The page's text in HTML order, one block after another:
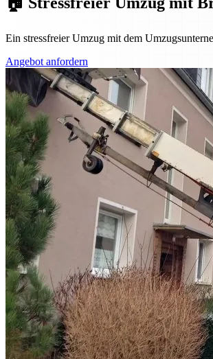
Ein stressfreier Umzug mit dem
Angebot anfordern